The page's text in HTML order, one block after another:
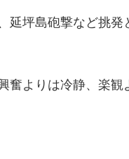
延坪島砲撃など挑
奮よりは冷静、楽観